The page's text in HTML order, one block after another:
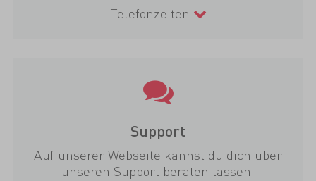
Telefonzeiten
Support
Auf unserer Webseite kannst du dich über
unseren Support beraten lassen.